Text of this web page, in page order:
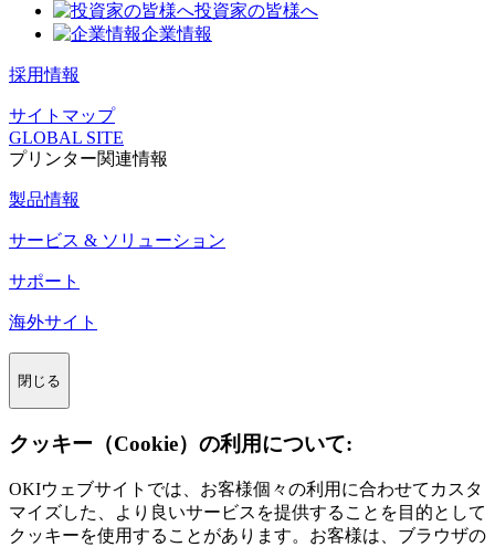
投資家の皆様へ
企業情報
採用情報
サイトマップ
GLOBAL SITE
プリンター関連情報
製品情報
サービス & ソリューション
サポート
海外サイト
閉じる
クッキー（Cookie）の利用について:
OKIウェブサイトでは、お客様個々の利用に合わせてカスタ
マイズした、より良いサービスを提供することを目的として
クッキーを使用することがあります。お客様は、ブラウザの